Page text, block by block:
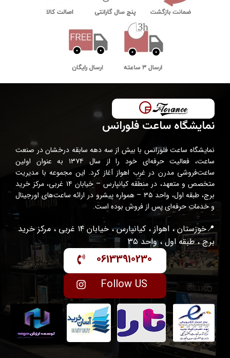
نمایشگاه ساعت فلورانس
نمایشگاه ساعت فلورانس با بیش از سه دهه سابقه درخشان در صنعت
ساعت، فعالیت حرفه‌ای خود را از سال ۱۳۷۴ به عنوان اولین
ساعت‌فروشی مدرن در غرب اهواز آغاز کرد. این مجموعه با مدیریت
متخصص و متعهد، در منطقه کیانپارس – خیابان ۱۴ غربی، مرکز خرید
برج، طبقه اول، واحد ۳۵ – همواره پیشرو در ارائه ساعت‌های اورجینال
و خدمات حرفه‌ای پس از فروش بوده است.
📍خوزستان ، اهواز ، کیانپارس ، خیابان ۱۴ غربی ، مرکز خرید
برج ، طبقه اول ، واحد ۳۵
06133910230
Follow US